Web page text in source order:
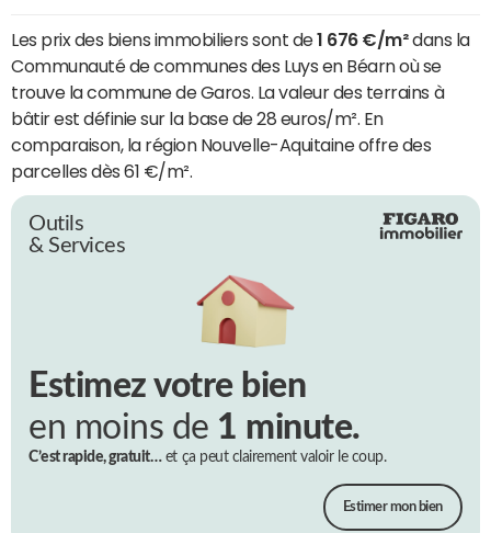
Les prix des biens immobiliers sont de1 676 €/m²dans la
Communauté de communes des Luys en Béarn où se
trouve la commune de Garos. La valeur des terrains à
bâtir est définie sur la base de 28 euros/m². En
comparaison, la région Nouvelle-Aquitaine offre des
parcelles dès 61 €/m².
Outils
& Services
Estimez votre bien
en moins de 1 minute.
C’est rapide, gratuit…et ça peut clairement valoir le coup.
Estimer mon bien